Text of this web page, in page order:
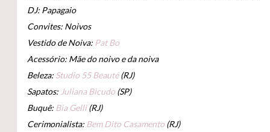
DJ: Papagaio
Convites: Noivos
Vestido de Noiva: Pat Bo
Acessório: Mãe do noivo e da noiva
Beleza: Studio 55 Beauté(RJ)
Sapatos:Juliana Bicudo (SP)
Buquê: Bia Gelli(RJ)
Cerimonialista: Bem Dito Casamento (RJ)